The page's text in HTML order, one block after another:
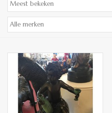
Tuindecoraties
buitenlampen
Bronzen beelden voor
binnen en of buiten.